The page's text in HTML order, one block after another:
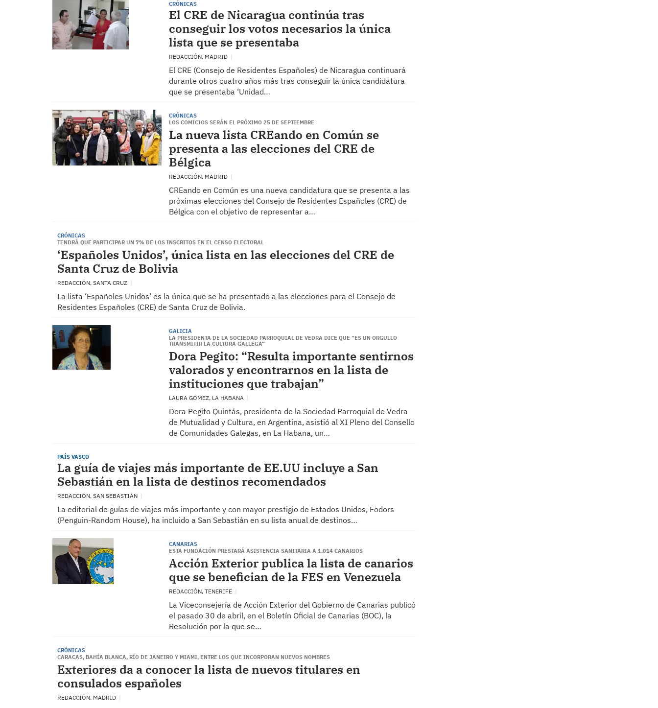
CRÓNICAS
El CRE de Nicaragua continúa tras
conseguir los votos necesarios la única
lista que se presentaba
REDACCIÓN, MADRID
El CRE (Consejo de Residentes Españoles) de Nicaragua continuará
durante otros cuatro años más tras conseguir la única candidatura
que se presentaba ‘Unidad…
CRÓNICAS
LOS COMICIOS SERÁN EL PRÓXIMO 25 DE SEPTIEMBRE
La nueva lista CREando en Común se
presenta a las elecciones del CRE de
Bélgica
REDACCIÓN, MADRID
CREando en Común es una nueva candidatura que se presenta a las
próximas elecciones del Consejo de Residentes Españoles (CRE) de
Bélgica con el objetivo de representar a…
CRÓNICAS
TENDRÁ QUE PARTICIPAR UN 7% DE LOS INSCRITOS EN EL CENSO ELECTORAL
‘Españoles Unidos’, única lista en las elecciones del CRE de
Santa Cruz de Bolivia
REDACCIÓN, SANTA CRUZ
La lista ‘Españoles Unidos’ es la única que se ha presentado a las elecciones para el Consejo de
Residentes Españoles (CRE) de Santa Cruz de Bolivia.
GALICIA
LA PRESIDENTA DE LA SOCIEDAD PARROQUIAL DE VEDRA DICE QUE “ES UN ORGULLO
TRANSMITIR LA CULTURA GALLEGA”
Dora Pegito: “Resulta importante sentirnos
valorados y encontrarnos en la lista de
instituciones que trabajan”
LAURA GÓMEZ, LA HABANA
Dora Pegito Quintás, presidenta de la Sociedad Parroquial de Vedra
de Mutualidad y Cultura, en Argentina, asistió al XI Pleno del Consello
de Comunidades Galegas, en La Habana, un…
PAÍS VASCO
La guía de viajes más importante de EE.UU incluye a San
Sebastián en la lista de destinos recomendados
REDACCIÓN, SAN SEBASTIÁN
La editorial de guías de viajes más importante y con mayor prestigio de Estados Unidos, Fodors
(Penguin-Random House), ha incluido a San Sebastián en su lista anual de destinos…
CANARIAS
ESTA FUNDACIÓN PRESTARÁ ASISTENCIA SANITARIA A 1.014 CANARIOS
Acción Exterior publica la lista de canarios
que se benefician de la FES en Venezuela
REDACCIÓN, TENERIFE
La Viceconsejería de Acción Exterior del Gobierno de Canarias publicó
el pasado 30 de abril, en el Boletín Oficial de Canarias (BOC), la
Resolución por la que se…
CRÓNICAS
CARACAS, BAHÍA BLANCA, RÍO DE JANEIRO Y MIAMI, ENTRE LOS QUE INCORPORAN NUEVOS NOMBRES
Exteriores da a conocer la lista de nuevos titulares en
consulados españoles
REDACCIÓN, MADRID